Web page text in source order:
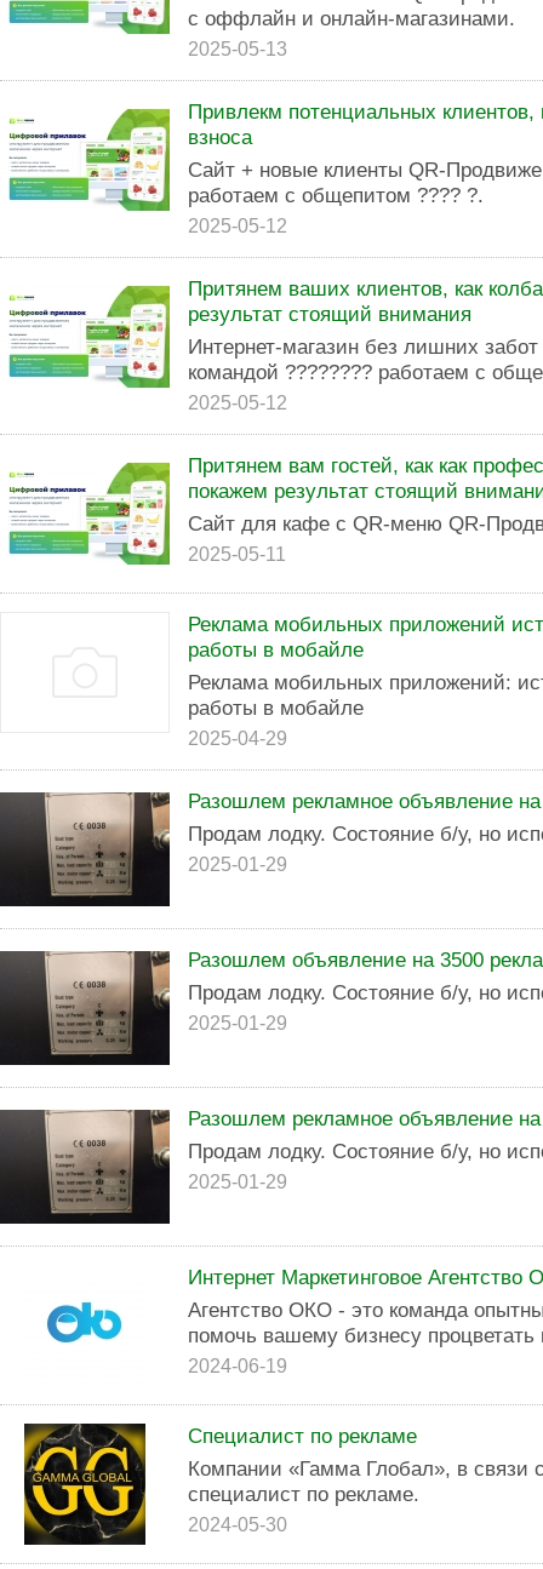
с оффлайн и онлайн-магазинами.
2025-05-13
Привлекм потенциальных клиентов,
взноса
Сайт + новые клиенты QR-
работаем с общепитом ???? ?.
2025-05-12
Притянем ваших клиентов, как
результат стоящий внимания
Интернет-магазин без лишних
командой ???????? работаем с
2025-05-12
Притянем вам гостей, как как
покажем результат стоящий
Сайт для кафе с QR-меню QR-
2025-05-11
Реклама мобильных приложений
работы в мобайле
Реклама мобильных приложений:
работы в мобайле
2025-04-29
Разошлем рекламное объявление
Продам лодку. Состояние б/у, но
2025-01-29
Разошлем объявление на 3500
Продам лодку. Состояние б/у, но
2025-01-29
Разошлем рекламное объявление
Продам лодку. Состояние б/у, но
2025-01-29
Интернет Маркетинговое Агентство
Агентство ОКО - это команда
помочь вашему бизнесу процветать
2024-06-19
Специалист по рекламе
Компании «Гамма Глобал», в связи
специалист по рекламе.
2024-05-30